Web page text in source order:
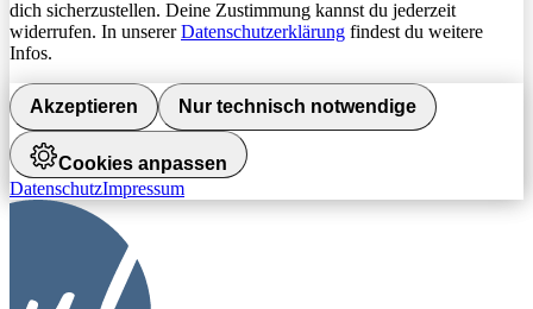
dich sicherzustellen. Deine Zustimmung kannst du jederzeit
widerrufen. In unsererDatenschutzerklärung findest du weitere
Infos.
Akzeptieren Nur technisch notwendige
Cookies anpassen
DatenschutzImpressum